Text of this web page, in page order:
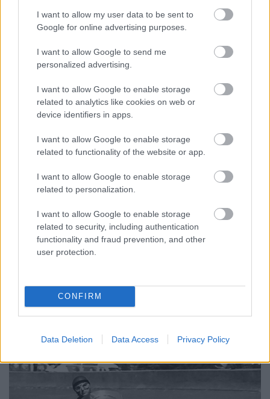
I want to allow my user data to be sent to
Google for online advertising purposes.
I want to allow Google to send me
personalized advertising.
I want to allow Google to enable storage
related to analytics like cookies on web or
device identifiers in apps.
I want to allow Google to enable storage
related to functionality of the website or app.
I want to allow Google to enable storage
related to personalization.
I want to allow Google to enable storage
related to security, including authentication
functionality and fraud prevention, and other
user protection.
CONFIRM
Data Deletion Data Access Privacy Policy
A C-csoport története I.: A Porsche
•2015. június 22.
Sokak szerint a sportkocsiversenyzés legújabb